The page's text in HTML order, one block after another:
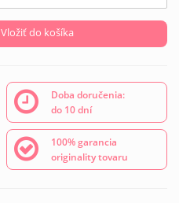
Vložiť do košíka
Doba doručenia:
do 10 dní
100% garancia
originality tovaru